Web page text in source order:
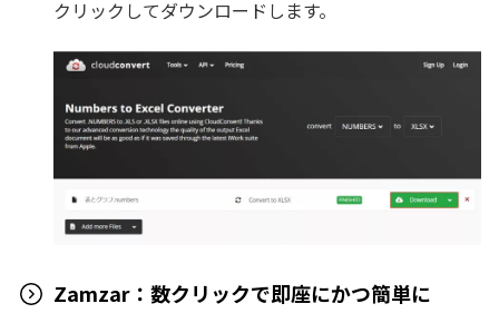
クリックしてダウンロードします。
Zamzar：数クリックで即座にかつ簡単に